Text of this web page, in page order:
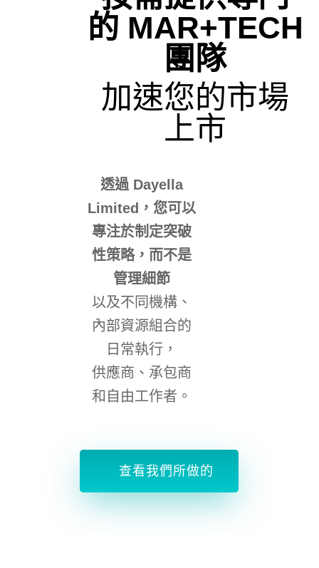
的 MAR+TECH
團隊
加速您的市場
上市
透過 Dayella
Limited，您可以
專注於制定突破
性策略，而不是
管理細節
以及不同機構、
內部資源組合的
日常執行，
供應商、承包商
和自由工作者。
查看我們所做的